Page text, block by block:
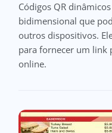
Códigos QR
bidimensional que
outros dispositivos.
para fornecer um link
online.